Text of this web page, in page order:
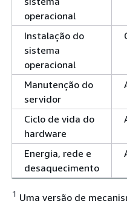
operacional
Instalação do
sistema
operacional
Manutenção do
servidor
Ciclo de vida do
hardware
Energia, rede e
desaquecimento
1 Uma versão de